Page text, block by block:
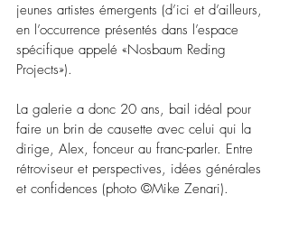
jeunes artistes émergents (d’ici et d’ailleurs,
en l’occurrence présentés dans l’espace
spécifique appelé «Nosbaum Reding
Projects»).
La galerie a donc 20 ans, bail idéal pour
faire un brin de causette avec celui qui la
dirige, Alex, fonceur au franc-parler. Entre
rétroviseur et perspectives, idées générales
et confidences (photo ©Mike Zenari).